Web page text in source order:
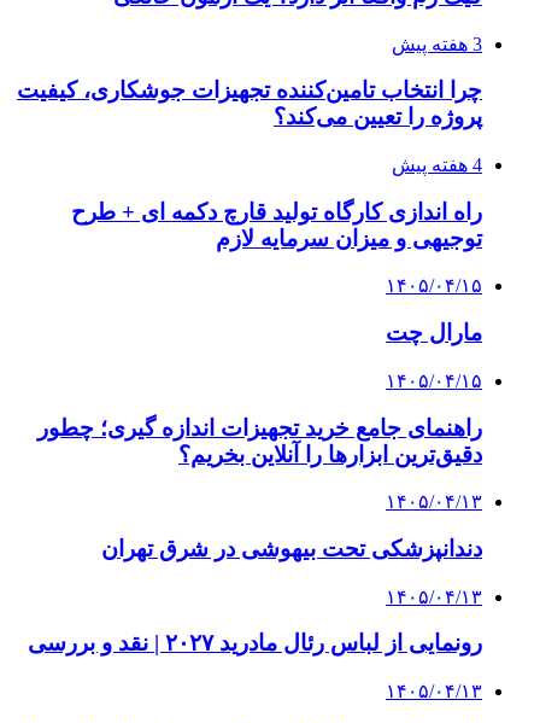
3 هفته پیش
چرا انتخاب تامین‌کننده تجهیزات جوشکاری، کیفیت
پروژه را تعیین می‌کند؟
4 هفته پیش
راه اندازی کارگاه تولید قارچ دکمه ای + طرح
توجیهی و میزان سرمایه لازم
۱۴۰۵/۰۴/۱۵
مارال چت
۱۴۰۵/۰۴/۱۵
راهنمای جامع خرید تجهیزات اندازه گیری؛ چطور
دقیق‌ترین ابزارها را آنلاین بخریم؟
۱۴۰۵/۰۴/۱۳
دندانپزشکی تحت بیهوشی در شرق تهران
۱۴۰۵/۰۴/۱۳
رونمایی از لباس رئال مادرید ۲۰۲۷ | نقد و بررسی
۱۴۰۵/۰۴/۱۳